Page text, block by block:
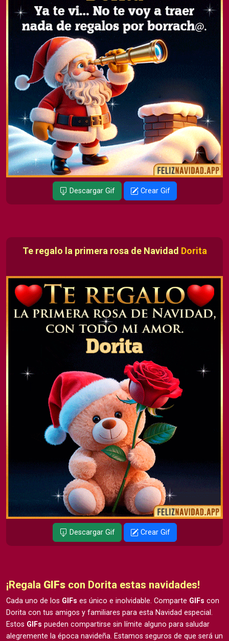
Descargar Gif Crear Gif
Te regalo la primera rosa de Navidad Dorita
Descargar Gif Crear Gif
¡Regala GIFs con Dorita estas navidades!
Cada uno de los GIFs es único e inolvidable. Comparte GIFs con
Dorita con tus amigos y familiares para esta Navidad especial.
Estos GIFs pueden compartirse sin límite alguno para saludar
alegremente la época navideña. Estamos seguros de que será un